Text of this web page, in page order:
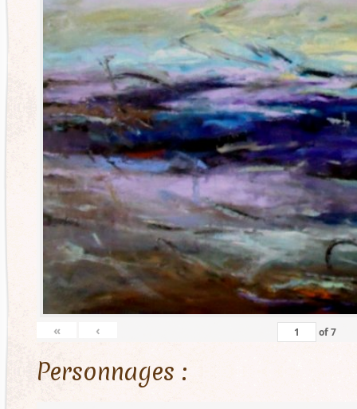
« ‹ of7
Personnages :